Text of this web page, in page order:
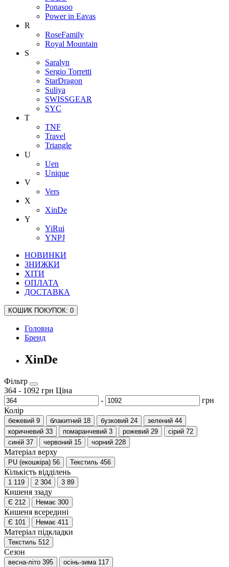
Ponasoo
Power in Eavas
R
RoseFamily
Royal Mountain
S
Saralyn
Sergio Torretti
StarDragon
Suliya
SWISSGEAR
SYC
T
TNF
Travel
Triangle
U
Uen
Unique
V
Vers
X
XinDe
Y
YiRui
YNPJ
НОВИНКИ
ЗНИЖКИ
ХІТИ
ОПЛАТА
ДОСТАВКА
КОШИК ПОКУПОК: 0
Головна
Бренд
XinDe
Фільтр
364 - 1092 грн Ціна
-
грн
Колір
бежевий 9 блакитний 18 бузковий 24 зелений 44
коричневий 33 помаранчевий 3 рожевий 29 сірий 72
синій 37 червоний 15 чорний 228
Матеріал верху
PU (екошкіра) 56 Текстиль 456
Кількість відділень
1 119 2 304 3 89
Кишеня ззаду
Є 212 Немає 300
Кишеня всередині
Є 101 Немає 411
Матеріал підкладки
Текстиль 512
Сезон
весна-літо 395 осінь-зима 117